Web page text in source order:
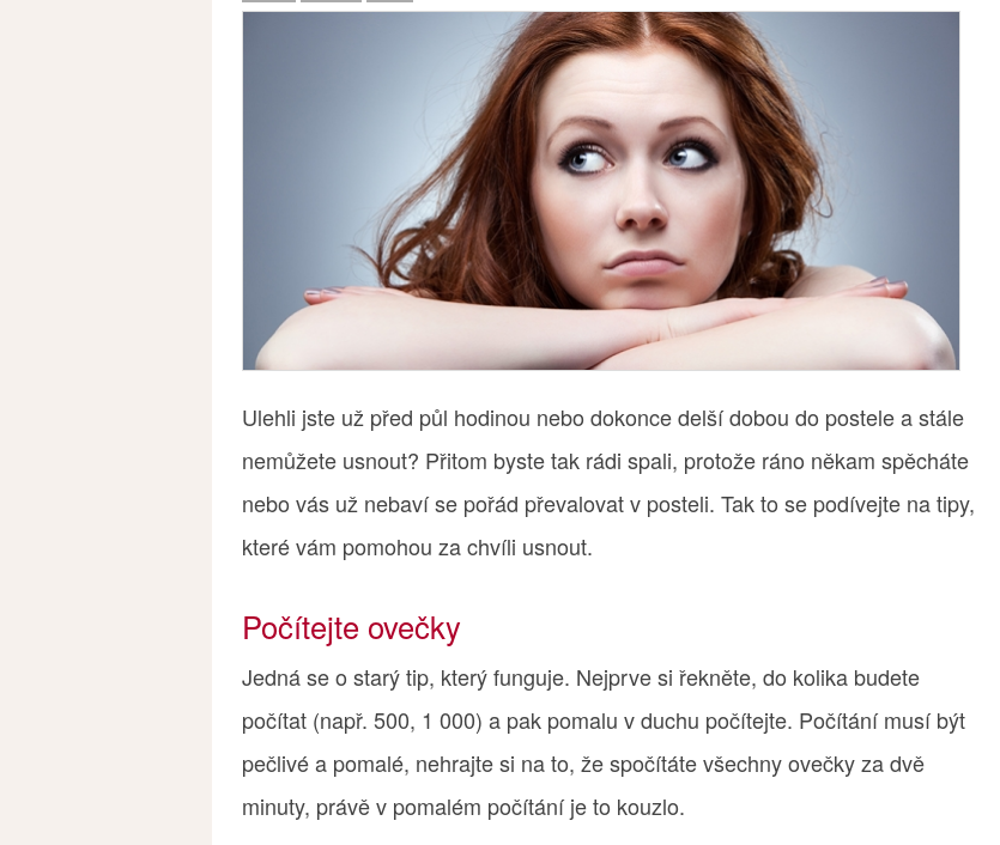
Ulehli jste už před půl hodinou nebo dokonce delší dobou do postele a stále
nemůžete usnout? Přitom byste tak rádi spali, protože ráno někam spěcháte
nebo vás už nebaví se pořád převalovat v posteli. Tak to se podívejte na tipy,
které vám pomohou za chvíli usnout.
Počítejte ovečky
Jedná se o starý tip, který funguje. Nejprve si řekněte, do kolika budete
počítat (např. 500, 1 000) a pak pomalu v duchu počítejte. Počítání musí být
pečlivé a pomalé, nehrajte si na to, že spočítáte všechny ovečky za dvě
minuty, právě v pomalém počítání je to kouzlo.